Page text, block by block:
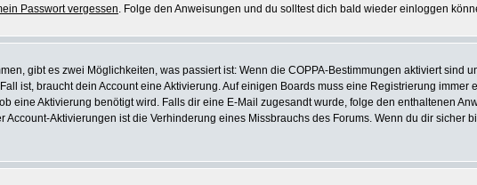
Passwort vergessen. Folge den Anweisungen und du solltest dich bald wieder einloggen
gibt es zwei Möglichkeiten, was passiert ist: Wenn die COPPA-Bestimmungen aktiviert sind
ist, braucht dein Account eine Aktivierung. Auf einigen Boards muss eine Registrierung immer
eine Aktivierung benötigt wird. Falls dir eine E-Mail zugesandt wurde, folge den enthaltenen
Aktivierungen ist die Verhinderung eines Missbrauchs des Forums. Wenn du dir sicher